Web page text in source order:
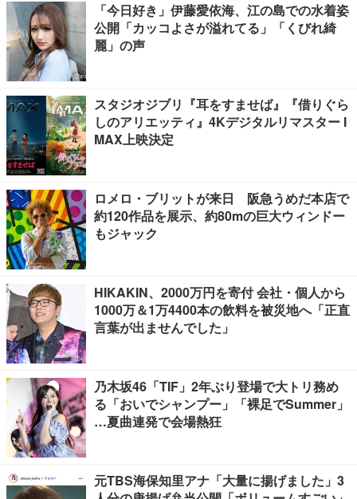
「今日好き」伊藤愛依海、江の島での水着姿
公開「カッコよさが溢れてる」「くびれ綺
麗」の声
スタジオジブリ『耳をすませば』『借りぐら
しのアリエッティ』4Kデジタルリマスター I
MAX上映決定
ロメロ・ブリットが来日 阪急うめだ本店で
約120作品を展示、約80mの巨大ウィンドー
もジャック
HIKAKIN、2000万円を寄付 会社・個人から
1000万＆1万4400本の飲料を被災地へ「正直
言葉が出ませんでした」
乃木坂46「TIF」2年ぶり登場で大トリ務め
る「おいでシャンプー」「裸足でSummer」
…夏曲連発で会場熱狂
元TBS海保知里アナ「大量に揚げました」3